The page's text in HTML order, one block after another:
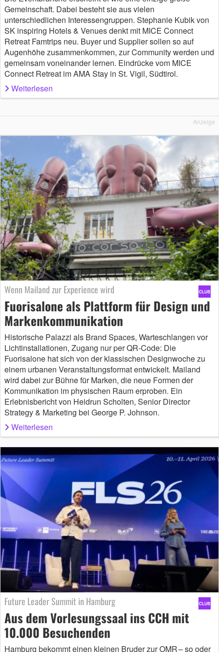
Gemeinschaft. Dabei besteht sie aus vielen
unterschiedlichen Interessengruppen. Stephanie Kubik von
SK inspiring Hotels & Venues denkt mit MICE Connect
Retreat Famtrips neu. Buyer und Supplier sollen so auf
Augenhöhe zusammenkommen, zur Community werden und
gemeinsam voneinander lernen. Eindrücke vom MICE
Connect Retreat im AMA Stay in St. Vigil, Südtirol.
Weiterlesen
Anzeige
Wenn Mailand zur Experience wird
Fuorisalone als Plattform für Design und
Markenkommunikation
Historische Palazzi als Brand Spaces, Warteschlangen vor
Lichtinstallationen, Zugang nur per QR-Code: Die
Fuorisalone hat sich von der klassischen Designwoche zu
einem urbanen Veranstaltungsformat entwickelt. Mailand
wird dabei zur Bühne für Marken, die neue Formen der
Kommunikation im physischen Raum erproben. Ein
Erlebnisbericht von Heidrun Scholten, Senior Director
Strategy & Marketing bei George P. Johnson.
Weiterlesen
Future Leader Summit in Hamburg
Aus dem Vorlesungssaal ins CCH mit
10.000 Besuchenden
Hamburg bekommt einen kleinen Bruder zur OMR – so oder